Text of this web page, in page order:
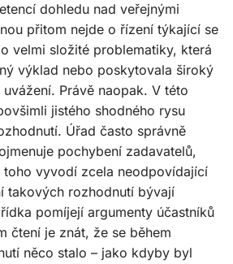
dohledu nad veřejnými
přitom nejde o řízení týkající se
velmi složité problematiky, která
výklad nebo poskytovala široký
Právě naopak. V této
jistého shodného rysu
Úřad často správně
pochybení zadavatelů,
toho vyvodí zcela neodpovídající
takových rozhodnutí bývají
pomíjejí argumenty účastníků
čtení je znát, že se během
něco stalo – jako kdyby byl